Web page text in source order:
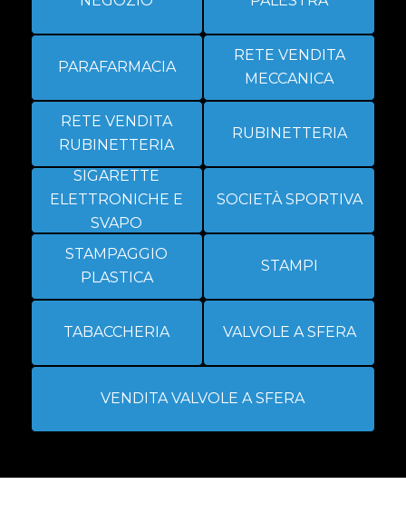
PARAFARMACIA
RETE VENDITA
MECCANICA
RETE VENDITA
RUBINETTERIA
RUBINETTERIA
SIGARETTE
ELETTRONICHE E
SVAPO
SOCIETÀ SPORTIVA
STAMPAGGIO
PLASTICA
STAMPI
TABACCHERIA VALVOLE A SFERA
VENDITA VALVOLE A SFERA